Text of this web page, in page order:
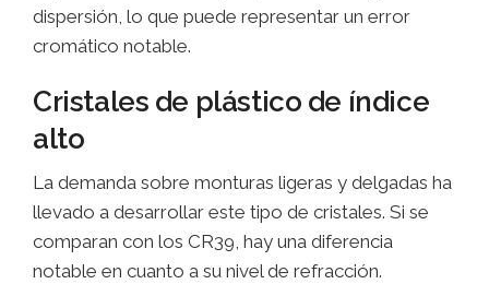
dispersión, lo que puede representar un error
cromático notable.
Cristales de plástico de índice
alto
La demanda sobre monturas ligeras y delgadas ha
llevado a desarrollar este tipo de cristales. Si se
comparan con los CR39, hay una diferencia
notable en cuanto a su nivel de refracción.